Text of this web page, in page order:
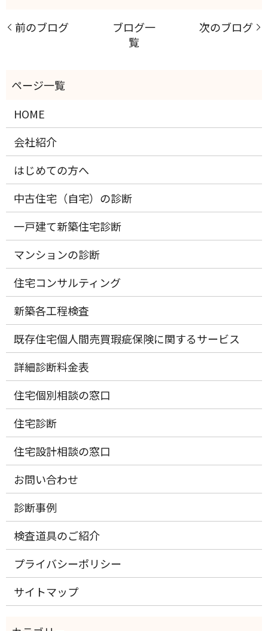
前のブログ
ブログ一
覧
次のブログ
HOME
会社紹介
はじめての方へ
中古住宅（自宅）の診断
一戸建て新築住宅診断
マンションの診断
住宅コンサルティング
新築各工程検査
既存住宅個人間売買瑕疵保険に関するサービス
詳細診断料金表
住宅個別相談の窓口
住宅診断
住宅設計相談の窓口
お問い合わせ
診断事例
検査道具のご紹介
プライバシーポリシー
サイトマップ